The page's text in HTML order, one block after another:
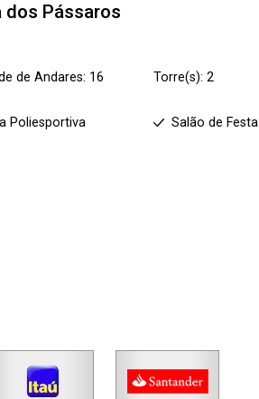
dos Pássaros
de Andares: 16
Torre(s): 2
Poliesportiva
Salão de Festa